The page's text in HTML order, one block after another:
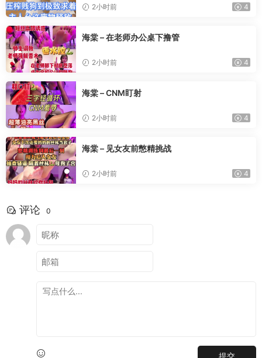
2小时前 4
海棠 – 在老师办公桌下撸管
2小时前 4
海棠 – CNM盯射
2小时前 4
海棠 – 见女友前憋精挑战
2小时前 4
评论 0
提交